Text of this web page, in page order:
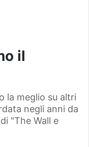
il
la meglio su altri
negli anni da
"The Wall e